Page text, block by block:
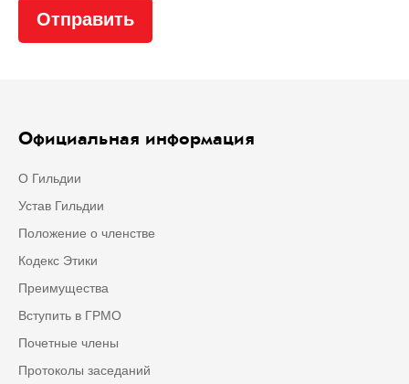
Официальная информация
О Гильдии
Устав Гильдии
Положение о членстве
Кодекс Этики
Преимущества
Вступить в ГРМО
Почетные члены
Протоколы заседаний